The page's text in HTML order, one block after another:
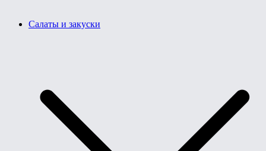
Салаты и закуски